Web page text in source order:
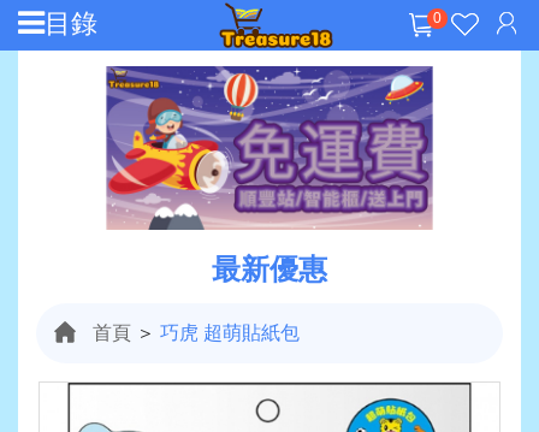
0
目錄
最新優惠
首頁 ＞ 巧虎 超萌貼紙包